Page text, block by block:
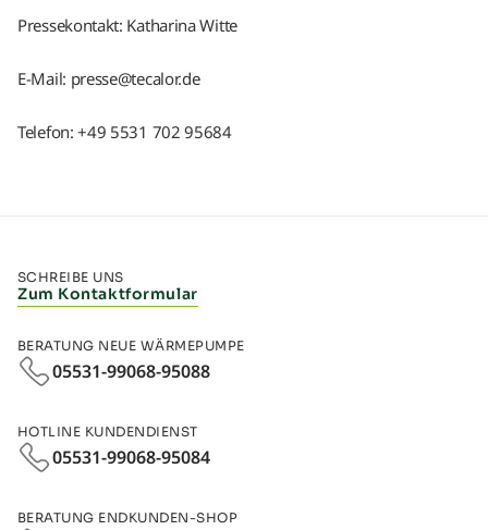
Pressekontakt: Katharina Witte
E-Mail: presse@tecalor.de
Telefon: +49 5531 702 95684
SCHREIBE UNS
Zum Kontaktformular
BERATUNG NEUE WÄRMEPUMPE
05531-99068-95088
HOTLINE KUNDENDIENST
05531-99068-95084
BERATUNG ENDKUNDEN-SHOP